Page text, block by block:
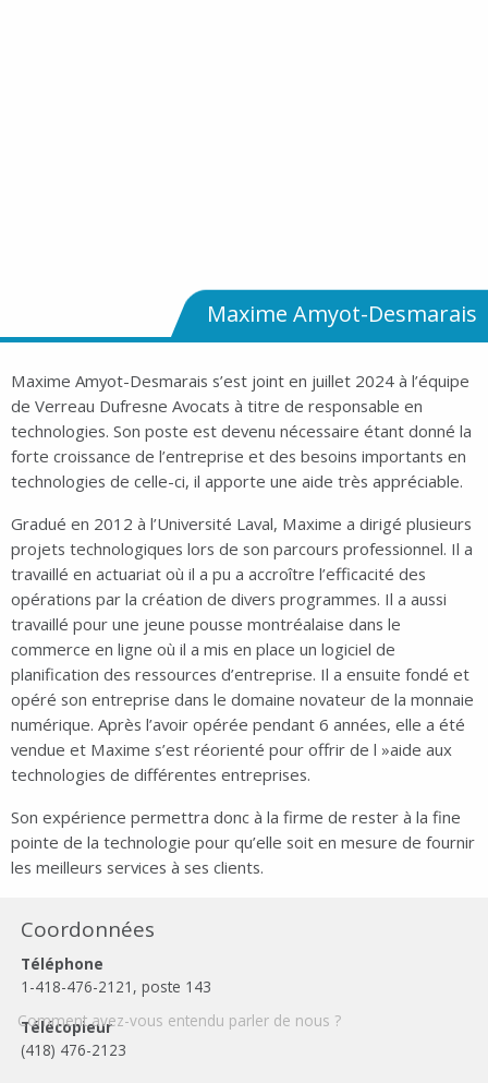
Maxime Amyot-Desmarais
Coordonnées
Téléphone
1-418-476-2121 , poste 143
Télécopieur
(418) 476-2123
Maxime Amyot-Desmarais s’est joint en juillet 2024 à l’équipe
de Verreau Dufresne Avocats à titre de responsable en
technologies. Son poste est devenu nécessaire étant donné la
forte croissance de l’entreprise et des besoins importants en
technologies de celle-ci, il apporte une aide très appréciable.
Gradué en 2012 à l’Université Laval, Maxime a dirigé plusieurs
projets technologiques lors de son parcours professionnel. Il a
travaillé en actuariat où il a pu a accroître l’efficacité des
opérations par la création de divers programmes. Il a aussi
travaillé pour une jeune pousse montréalaise dans le
commerce en ligne où il a mis en place un logiciel de
planification des ressources d’entreprise. Il a ensuite fondé et
opéré son entreprise dans le domaine novateur de la monnaie
numérique. Après l’avoir opérée pendant 6 années, elle a été
vendue et Maxime s’est réorienté pour offrir de l »aide aux
technologies de différentes entreprises.
Son expérience permettra donc à la firme de rester à la fine
pointe de la technologie pour qu’elle soit en mesure de fournir
les meilleurs services à ses clients.
Comment avez-vous entendu parler de nous ?